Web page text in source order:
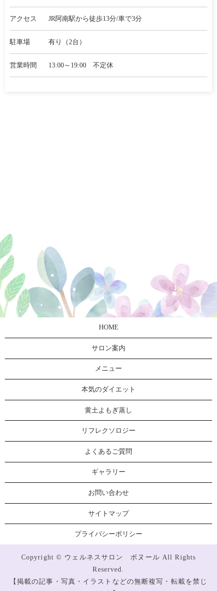
アクセス JR阿南駅から徒歩13分/車で3分
駐車場 有り（2台）
営業時間 13:00～19:00 不定休
HOME
サロン案内
メニュー
本気のダイエット
黄土よもぎ蒸し
リフレクソロジー
よくあるご質問
ギャラリー
お問い合わせ
サイトマップ
プライバシーポリシー
Copyright © ウェルネスサロン ボヌール All Rights
Reserved.
【掲載の記事・写真・イラストなどの無断複写・転載を禁じ